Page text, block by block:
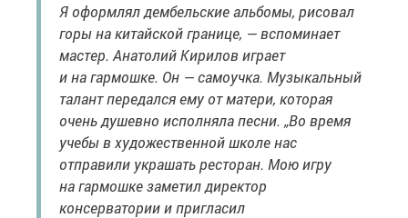
Я оформлял дембельские альбомы, рисовал
горы на китайской границе, — вспоминает
мастер. Анатолий Кирилов играет
и на гармошке. Он — самоучка. Музыкальный
талант передался ему от матери, которая
очень душевно исполняла песни. „Во время
учебы в художественной школе нас
отправили украшать ресторан. Мою игру
на гармошке заметил директор
консерватории и пригласил